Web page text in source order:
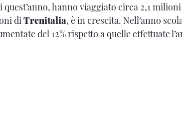
quest’anno, hanno viaggiato circa 2,1
di Trenitalia, è in crescita. Nell’anno
del 12% rispetto a quelle effettuate